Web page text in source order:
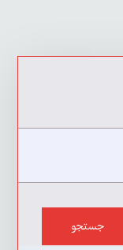
جستجو